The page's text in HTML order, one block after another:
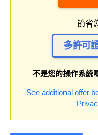
節省
多許可
不是您的操作系統
See additional offer